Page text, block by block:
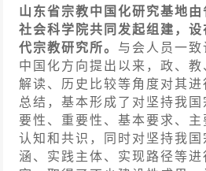
山东省宗教中国化研究基地
社会科学院共同发起组建，
代宗教研究所。 与会人员一
中国化方向提出以来，政、
解读、历史比较等角度对其
总结，基本形成了对坚持我
要性、重要性、基本要求、
认知和共识，同时对坚持我
涵、实践主体、实现路径等